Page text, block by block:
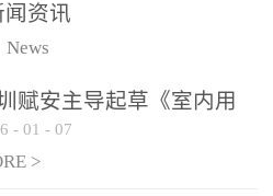
警领域三十多年技术积累
和工程实践的结晶。
闻资讯
News
赋安主导起草《室内用
能电池技术规程》 正式
光伏新能源产业
- 01 - 07
>